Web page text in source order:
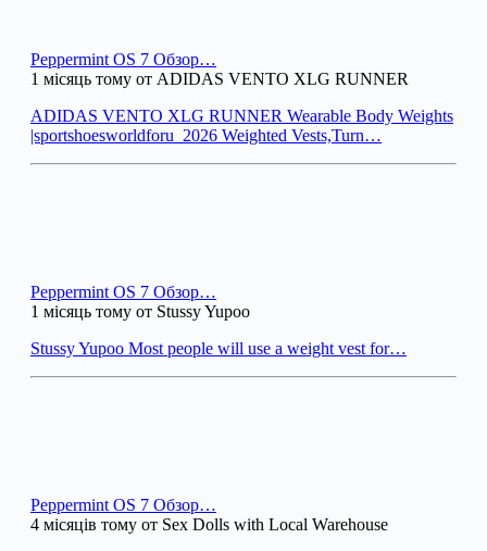
Peppermint OS 7 Обзор…
1 місяць тому от ADIDAS VENTO XLG RUNNER
ADIDAS VENTO XLG RUNNER Wearable Body Weights
|sportshoesworldforu_2026 Weighted Vests,Turn…
Peppermint OS 7 Обзор…
1 місяць тому от Stussy Yupoo
Stussy Yupoo Most people will use a weight vest for…
Peppermint OS 7 Обзор…
4 місяців тому от Sex Dolls with Local Warehouse